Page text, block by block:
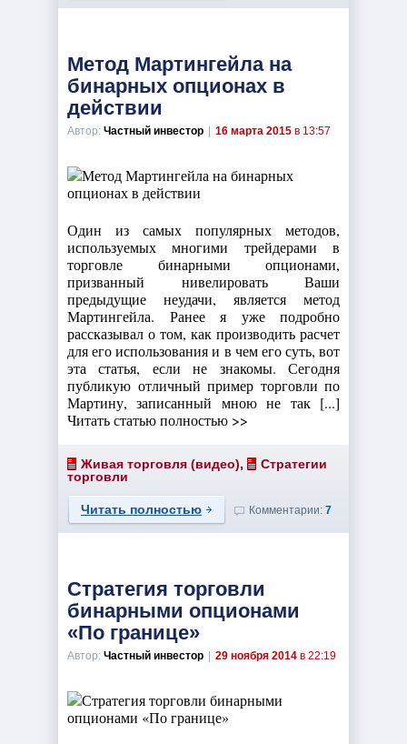
Метод Мартингейла на
бинарных опционах в
действии
Автор: Частный инвестор 16 марта 2015 в 13:57
Один из самых популярных методов,
используемых многими трейдерами в
торговле бинарными опционами,
призванный нивелировать Ваши
предыдущие неудачи, является метод
Мартингейла. Ранее я уже подробно
рассказывал о том, как производить расчет
для его использования и в чем его суть, вот
эта статья, если не знакомы. Сегодня
публикую отличный пример торговли по
Мартину, записанный мною не так [...]
Читать статью полностью >>
Живая торговля (видео),
Стратегии
торговли
Читать полностью Комментарии: 7
Стратегия торговли
бинарными опционами
«По границе»
Автор: Частный инвестор 29 ноября 2014 в 22:19